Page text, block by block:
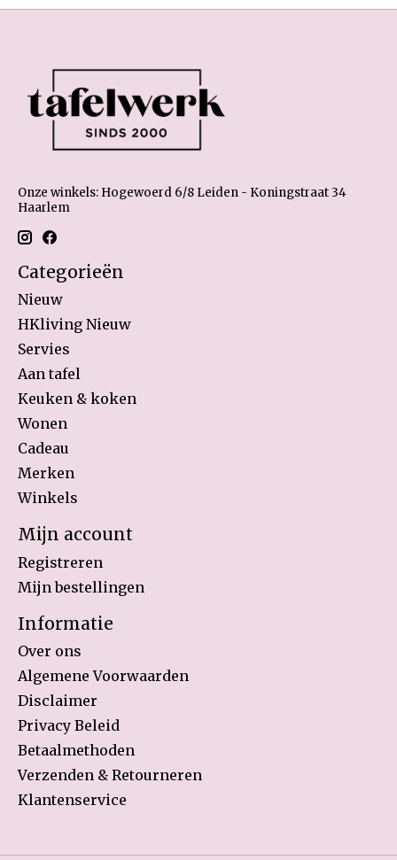
Onze winkels: Hogewoerd 6/8 Leiden - Koningstraat 34
Haarlem
Categorieën
Nieuw
HKliving Nieuw
Servies
Aan tafel
Keuken & koken
Wonen
Cadeau
Merken
Winkels
Mijn account
Registreren
Mijn bestellingen
Informatie
Over ons
Algemene Voorwaarden
Disclaimer
Privacy Beleid
Betaalmethoden
Verzenden & Retourneren
Klantenservice